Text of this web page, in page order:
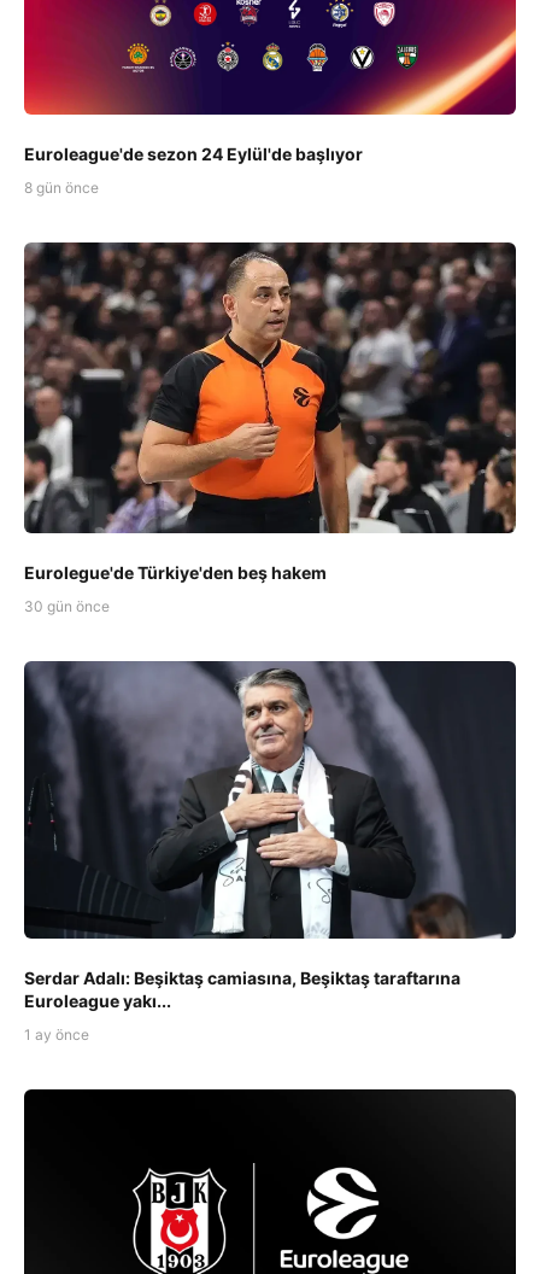
Euroleague'de sezon 24 Eylül'de başlıyor
8 gün önce
Eurolegue'de Türkiye'den beş hakem
30 gün önce
Serdar Adalı: Beşiktaş camiasına, Beşiktaş taraftarına
Euroleague yakı...
1 ay önce